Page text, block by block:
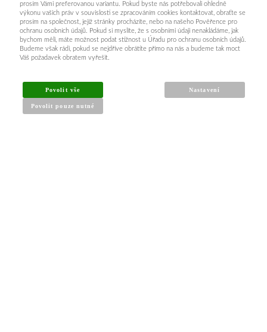
INFORMACE PRO KUPUJÍCÍ
Obchodní podmínky
prosím Vámi preferovanou variantu. Pokud byste nás potřebovali ohledně
výkonu vašich práv v souvislosti se zpracováním cookies kontaktovat, obraťte se
prosím na společnost, jejíž stránky procházíte, nebo na našeho Pověřence pro
ochranu osobních údajů. Pokud si myslíte, že s osobními údaji nenakládáme, jak
bychom měli, máte možnost podat stížnost u Úřadu pro ochranu osobních údajů.
Budeme však rádi, pokud se nejdříve obrátíte přímo na nás a budeme tak moct
Váš požadavek obratem vyřešit.
Povolit vše
Povolit pouze nutné
Nastavení